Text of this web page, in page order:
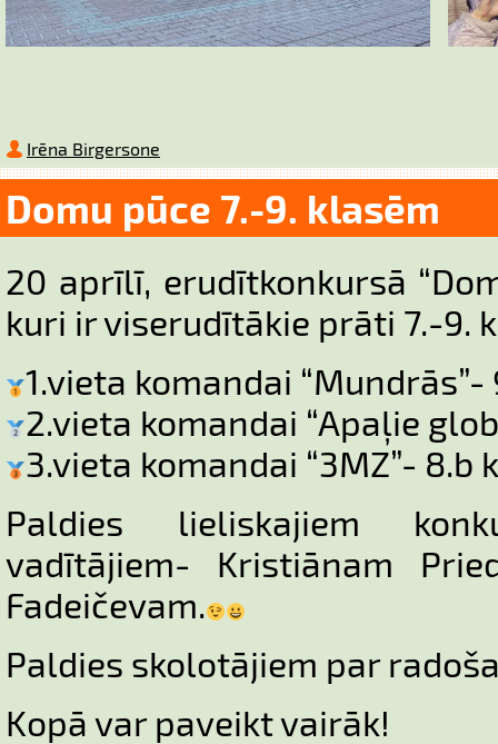
Irēna Birgersone
Domu pūce 7.-9. klasēm
20 aprīlī, erudītkonkursā
kuri ir viserudītākie prāti 7.-9.
1.vieta komandai “Mundrās”-
2.vieta komandai “Apaļie
3.vieta komandai “3MZ”- 8.b
Paldies lieliskajiem
vadītājiem- Kristiānam
Fadeičevam.
Paldies skolotājiem par
Kopā var paveikt vairāk!